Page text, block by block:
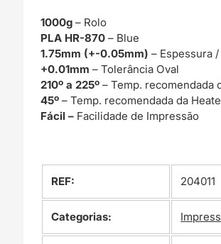
1000g – Rolo
PLA HR-870– Blue
1.75mm (+-0.05mm)– Espessura
+0.01mm– Tolerância Oval
210º a 225º– Temp. recomendada
45º– Temp. recomendada da
Fácil – Facilidade de Impressão
REF: 204011
Categorias: